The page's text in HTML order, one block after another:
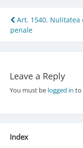
Post
navigation
Art. 1540. Nulitatea
penale
Leave a Reply
You must be logged in to
Index